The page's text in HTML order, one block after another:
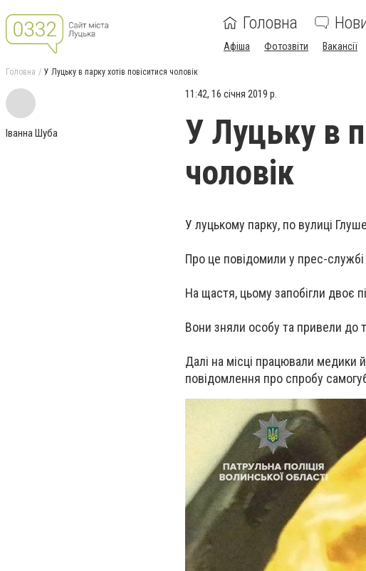
Головна
Афіша Фотозвіти Вакансії
Головна У Луцьку в парку хотів повіситися чоловік
Іванна Шуба
11:42, 16 січня 2019 р.
У Луцьку в
чоловік
У луцькому парку, по вулиці
Про це повідомили у прес-службі
На щастя, цьому запобігли двоє
Вони зняли особу та привели до
Далі на місці працювали медики
повідомлення про спробу